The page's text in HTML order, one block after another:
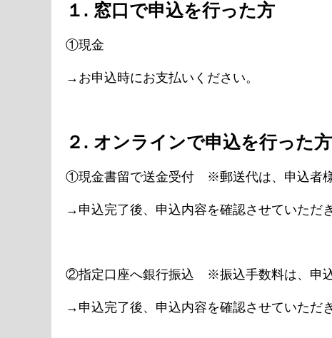
１. 窓口で申込を行った方
①現金
→お申込時にお支払いください。
２. オンラインで申込を行った方
①現金書留で送金受付 ※郵送代は、申込者様
→申込完了後、申込内容を確認させていただ
②指定口座へ銀行振込 ※振込手数料は、申込
→申込完了後、申込内容を確認させていただ